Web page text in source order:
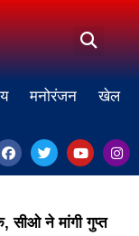
मनोरंजन खेल
सीओ ने मांगी गुप्त